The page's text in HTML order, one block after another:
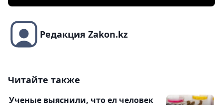
Редакция Zakon.kz
Читайте также
Ученые выяснили, что ел человек